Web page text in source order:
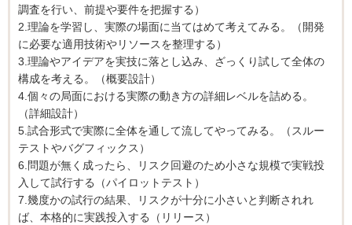
調査を行い、前提や要件を把握する）
2.理論を学習し、実際の場面に当てはめて考えてみる。（開発
に必要な適用技術やリソースを整理する）
3.理論やアイデアを実技に落とし込み、ざっくり試して全体の
構成を考える。（概要設計）
4.個々の局面における実際の動き方の詳細レベルを詰める。
（詳細設計）
5.試合形式で実際に全体を通して流してやってみる。（スルー
テストやバグフィックス）
6.問題が無く成ったら、リスク回避のため小さな規模で実戦投
入して試行する（パイロットテスト）
7.幾度かの試行の結果、リスクが十分に小さいと判断されれ
ば、本格的に実践投入する（リリース）